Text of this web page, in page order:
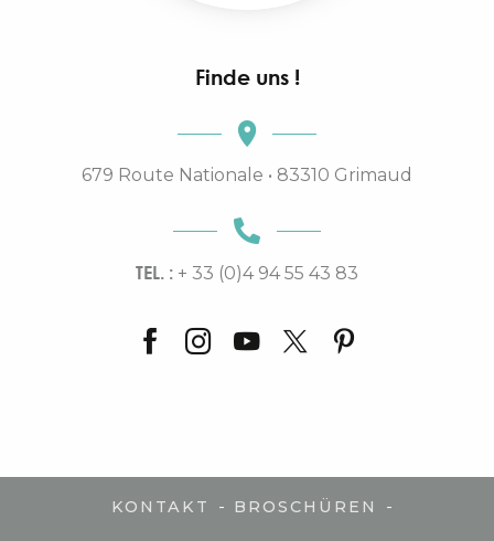
Finde uns !
679 Route Nationale • 83310 Grimaud
TEL. : + 33 (0)4 94 55 43 83
KONTAKT - BROSCHÜREN -